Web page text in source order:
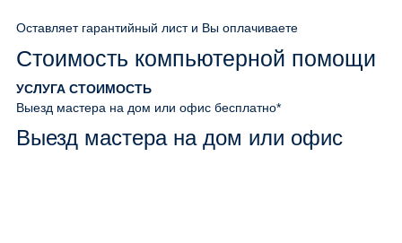
Оставляет гарантийный лист и Вы оплачиваете
Стоимость компьютерной помощи
УСЛУГА СТОИМОСТЬ
Выезд мастера на дом или офис бесплатно*
Выезд мастера на дом или офис